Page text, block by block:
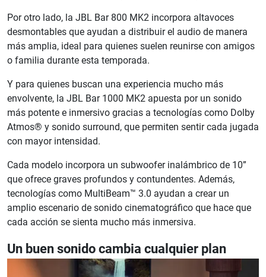
Por otro lado, la JBL Bar 800 MK2 incorpora altavoces
desmontables que ayudan a distribuir el audio de manera
más amplia, ideal para quienes suelen reunirse con amigos
o familia durante esta temporada.
Y para quienes buscan una experiencia mucho más
envolvente, la JBL Bar 1000 MK2 apuesta por un sonido
más potente e inmersivo gracias a tecnologías como Dolby
Atmos® y sonido surround, que permiten sentir cada jugada
con mayor intensidad.
Cada modelo incorpora un subwoofer inalámbrico de 10”
que ofrece graves profundos y contundentes. Además,
tecnologías como MultiBeam™ 3.0 ayudan a crear un
amplio escenario de sonido cinematográfico que hace que
cada acción se sienta mucho más inmersiva.
Un buen sonido cambia cualquier plan